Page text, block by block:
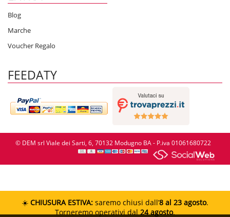
Blog
Marche
Voucher Regalo
FEEDATY
© DEM srl Viale dei Sarti, 6, 70132 Modugno BA - P.iva 01061680722
☀️ CHIUSURA ESTIVA: saremo chiusi dall’8 al 23 agosto.
Torneremo operativi dal24 agosto.